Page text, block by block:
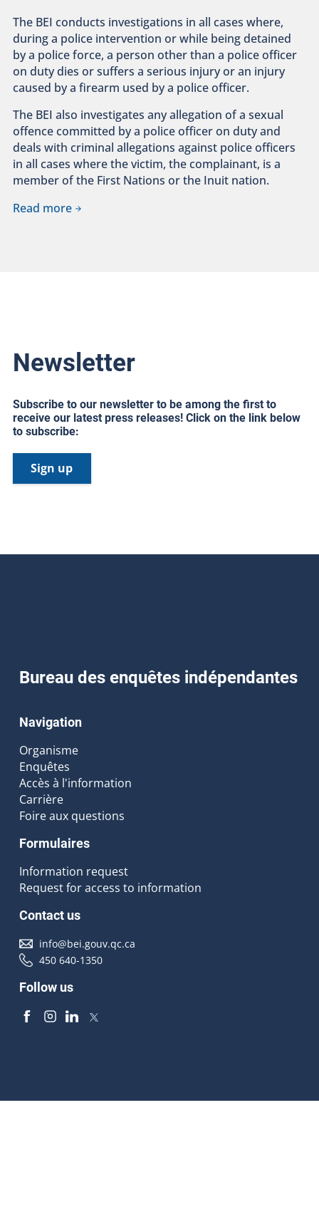
The BEI conducts investigations in all cases where,
during a police intervention or while being detained
by a police force, a person other than a police officer
on duty dies or suffers a serious injury or an injury
caused by a firearm used by a police officer.
The BEI also investigates any allegation of a sexual
offence committed by a police officer on duty and
deals with criminal allegations against police officers
in all cases where the victim, the complainant, is a
member of the First Nations or the Inuit nation.
Read more
Newsletter
Subscribe to our newsletter to be among the first to
receive our latest press releases! Click on the link below
to subscribe:
Sign up
Bureau des enquêtes indépendantes
Navigation
Organisme
Enquêtes
Accès à l'information
Carrière
Foire aux questions
Formulaires
Information request
Request for access to information
Contact us
info@bei.gouv.qc.ca
450 640-1350
Follow us